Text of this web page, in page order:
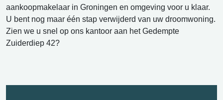
aankoopmakelaar in Groningen en omgeving voor u klaar.
U bent nog maar één stap verwijderd van uw droomwoning.
Zien we u snel op ons kantoor aan het Gedempte
Zuiderdiep 42?